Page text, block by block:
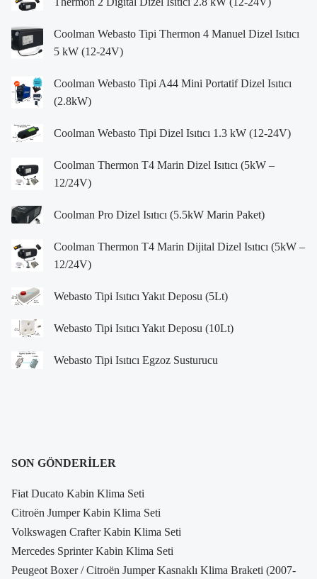
Coolman Webasto Tipi Thermon 4 Manuel Dizel Isıtıcı
5 kW (12-24V)
Coolman Webasto Tipi A44 Mini Portatif Dizel Isıtıcı
(2.8kW)
Coolman Webasto Tipi Dizel Isıtıcı 1.3 kW (12-24V)
Coolman Thermon T4 Marin Dizel Isıtıcı (5kW –
12/24V)
Coolman Pro Dizel Isıtıcı (5.5kW Marin Paket)
Coolman Thermon T4 Marin Dijital Dizel Isıtıcı (5kW –
12/24V)
Webasto Tipi Isıtıcı Yakıt Deposu (5Lt)
Webasto Tipi Isıtıcı Yakıt Deposu (10Lt)
Webasto Tipi Isıtıcı Egzoz Susturucu
SON GÖNDERILER
Fiat Ducato Kabin Klima Seti
Citroën Jumper Kabin Klima Seti
Volkswagen Crafter Kabin Klima Seti
Mercedes Sprinter Kabin Klima Seti
Peugeot Boxer / Citroën Jumper Kasnaklı Klima Braketi (2007-